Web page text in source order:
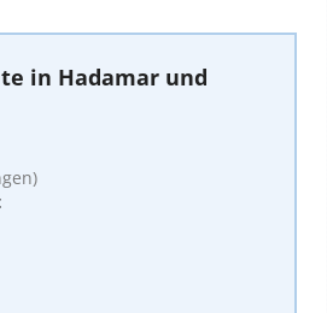
in Hadamar und